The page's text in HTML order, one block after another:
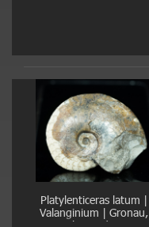
Platylenticeras latum |
Valanginium | Gronau,